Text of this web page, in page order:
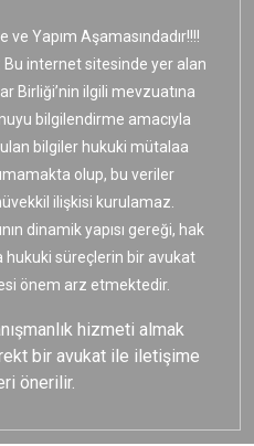
Yapım Aşamasındadır!!!!
Bu internet sitesinde yer alan
Birliği’nin ilgili mevzuatına
bilgilendirme amacıyla
bilgiler hukuki mütalaa
olup, bu veriler
ilişkisi kurulamaz.
dinamik yapısı gereği, hak
hukuki süreçlerin bir avukat
önem arz etmektedir.
hizmeti almak
bir avukat ile iletişime
önerilir.